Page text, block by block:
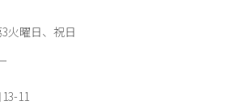
火曜日、祝日
11